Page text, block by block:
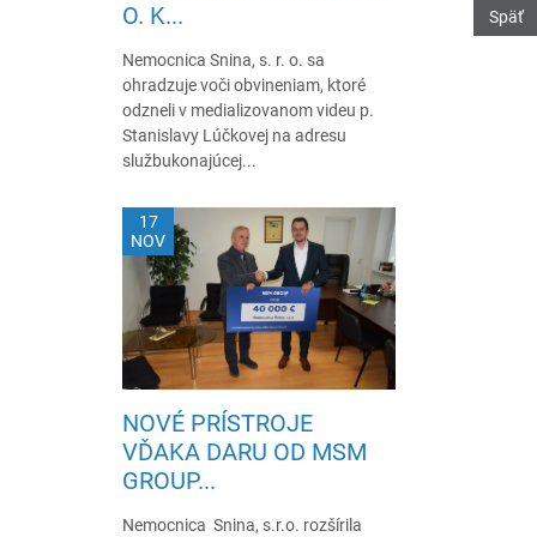
Späť
O. K...
Nemocnica Snina, s. r. o. sa
ohradzuje voči obvineniam, ktoré
odzneli v medializovanom videu p.
Stanislavy Lúčkovej na adresu
službukonajúcej...
17
NOV
NOVÉ PRÍSTROJE
VĎAKA DARU OD MSM
GROUP...
Nemocnica Snina, s.r.o. rozšírila